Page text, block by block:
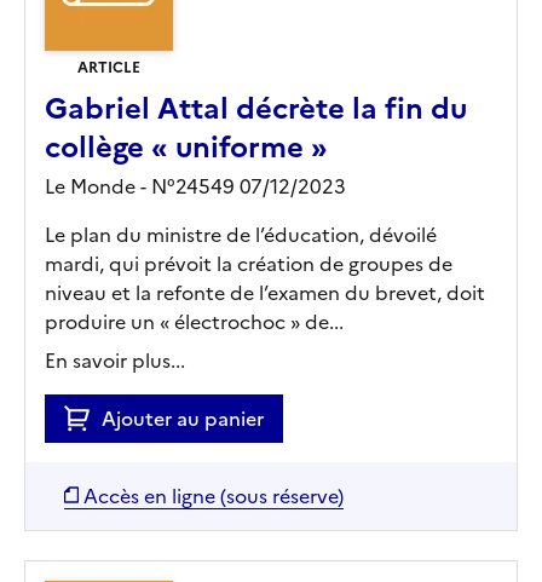
ARTICLE
Gabriel Attal décrète la fin du
collège « uniforme »
Le Monde - N°24549 07/12/2023
Le plan du ministre de l’éducation, dévoilé
mardi, qui prévoit la création de groupes de
niveau et la refonte de l’examen du brevet, doit
produire un « électrochoc » de...
En savoir plus...
Ajouter au panier
Accès en ligne (sous réserve)